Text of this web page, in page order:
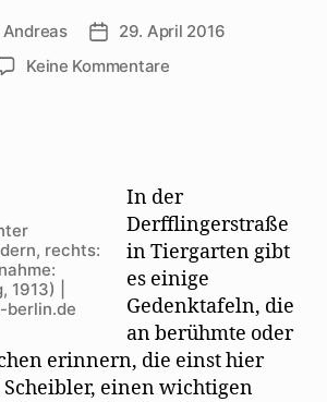
Andreas Beitragsdatum
29. April 2016
Keine Kommentarezu
rechts:
|
berlin.de
In der
Derfflingerstraße
in Tiergarten gibt
es einige
Gedenktafeln, die
an berühmte oder
erinnern, die einst hier
einen wichtigen